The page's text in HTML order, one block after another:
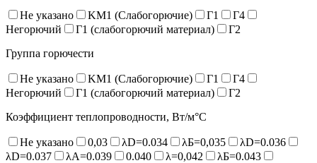
Не указано KM1 (Слабогорючие) Г1
Г4
Негорючий
Г1 (слабогорючий материал)
Г2
Группа горючести
Не указано KM1 (Слабогорючие) Г1
Г4
Негорючий
Г1 (слабогорючий материал)
Г2
Коэффициент теплопроводности, Вт/м°С
Не указано 0,03 λD=0.034 λБ=0,035
λD=0.036
λD=0.037
λA=0.039 0.040 λ=0,042
λБ=0.043